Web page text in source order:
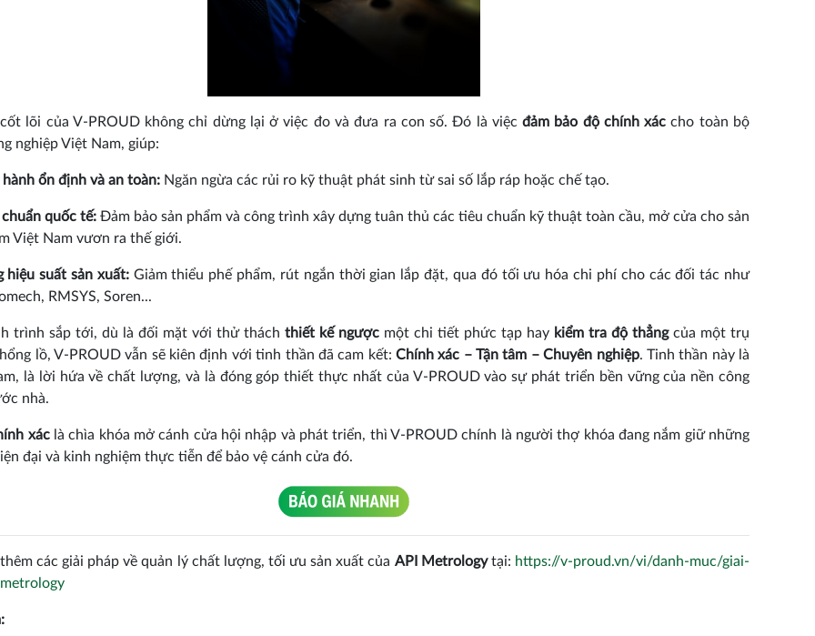
lõi của V-PROUD không chỉ dừng lại ở việc đo và đưa ra con số. Đó là việcđảm bảo độ chính xác cho toàn bộ
nghiệp Việt Nam, giúp:
hành ổn định và an toàn:Ngăn ngừa các rủi ro kỹ thuật phát sinh từ sai số lắp ráp hoặc chế tạo.
quốc tế:Đảm bảo sản phẩm và công trình xây dựng tuân thủ các tiêu chuẩn kỹ thuật toàn cầu, mở cửa cho sản
Việt Nam vươn ra thế giới.
hiệu suất sản xuất:Giảm thiểu phế phẩm, rút ngắn thời gian lắp đặt, qua đó tối ưu hóa chi phí cho các đối tác như
RMSYS, Soren...
trình sắp tới, dù là đối mặt với thử tháchthiết kế ngược một chi tiết phức tạp hay kiểm tra độ thẳngcủa một trụ
lồ, V-PROUD vẫn sẽ kiên định với tinh thần đã cam kết: Chính xác – Tận tâm – Chuyên nghiệp. Tinh thần này là
là lời hứa về chất lượng, và là đóng góp thiết thực nhất của V-PROUD vào sự phát triển bền vững của nền công
nhà.
xáclà chìa khóa mở cánh cửa hội nhập và phát triển, thì V-PROUD chính là người thợ khóa đang nắm giữ những
đại và kinh nghiệm thực tiễn để bảo vệ cánh cửa đó.
các giải pháp về quản lý chất lượng, tối ưu sản xuất của API Metrologytại: https://v-proud.vn/vi/danh-muc/giai-